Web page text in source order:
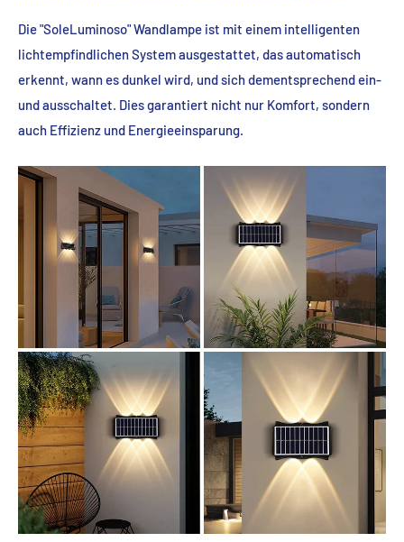
Die "SoleLuminoso" Wandlampe ist mit einem intelligenten
lichtempfindlichen System ausgestattet, das automatisch
erkennt, wann es dunkel wird, und sich dementsprechend ein-
und ausschaltet. Dies garantiert nicht nur Komfort, sondern
auch Effizienz und Energieeinsparung.